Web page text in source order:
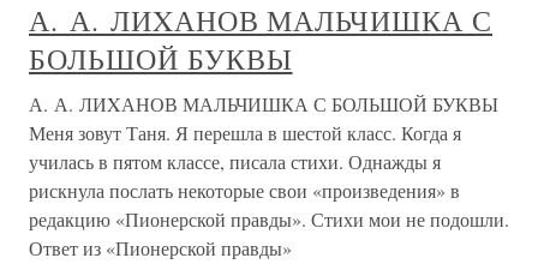
А. А. ЛИXАНОВ МАЛЬЧИШКА С
БОЛЬШОЙ БУКВЫ
А. А. ЛИXАНОВ МАЛЬЧИШКА С БОЛЬШОЙ БУКВЫ
Меня зовут Таня. Я перешла в шестой класс. Когда я
училась в пятом классе, писала стихи. Однажды я
рискнула послать некоторые свои «произведения» в
редакцию «Пионерской правды». Стихи мои не подошли.
Ответ из «Пионерской правды»